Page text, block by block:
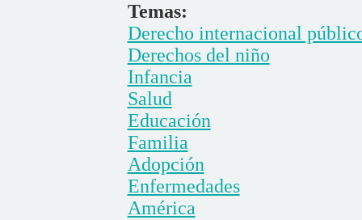
Temas:
Derecho internacional
Derechos del niño
Infancia
Salud
Educación
Familia
Adopción
Enfermedades
América